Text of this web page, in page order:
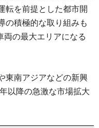
転を前提とした都市開
の積極的な取り組みも
両の最大エリアになる
東南アジアなどの新興
以降の急激な市場拡大